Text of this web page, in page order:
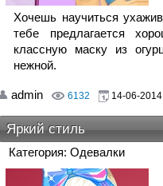
Хочешь научиться
тебе предлагается
классную маску из
нежной.
admin 6132 14-06-
Яркий стиль
Категория: Одевалки